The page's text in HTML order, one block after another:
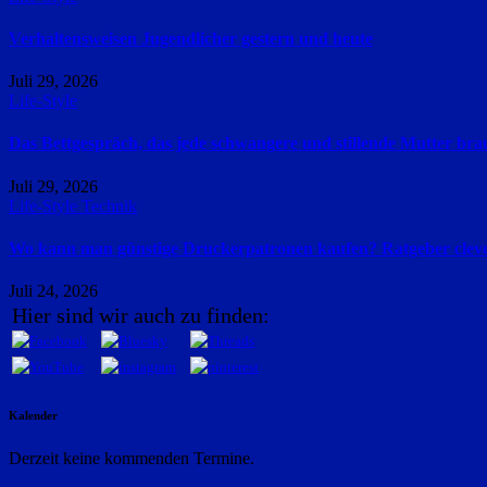
Verhaltensweisen Jugendlicher gestern und heute
Juli 29, 2026
Life-Style
Das Bettgespräch, das jede schwangere und stillende Mutter
Juli 29, 2026
Life-Style Technik
Wo kann man günstige Druckerpatronen kaufen? Ratgeber
Juli 24, 2026
Hier sind wir auch zu finden:
Kalender
Derzeit keine kommenden Termine.